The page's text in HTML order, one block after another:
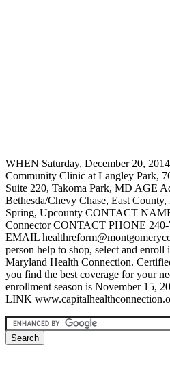
WHEN Saturday, December 20,
Community Clinic at Langley Park,
Suite 220, Takoma Park, MD AGE
Bethesda/Chevy Chase, East
Spring, Upcounty CONTACT
Connector CONTACT PHONE
EMAIL
person help to shop, select and
Maryland Health Connection.
you find the best coverage for your
enrollment season is November 15,
LINK